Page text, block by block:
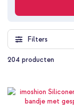
Filters
204 producten